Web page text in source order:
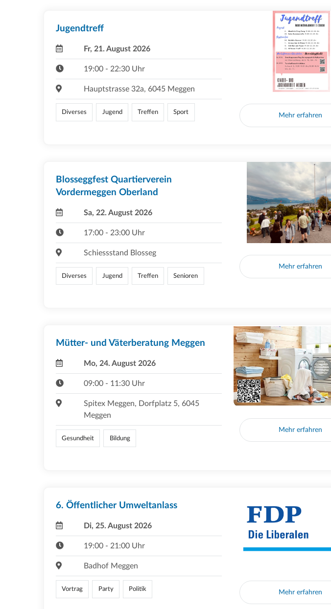
Jugendtreff
Fr, 21. August 2026
19:00 - 22:30 Uhr
Hauptstrasse 32a, 6045 Meggen
Diverses Jugend Treffen Sport Mehr erfahren
Blosseggfest Quartierverein
Vordermeggen Oberland
Sa, 22. August 2026
17:00 - 23:00 Uhr
Schiessstand Blosseg
Diverses Jugend Treffen Senioren
Mehr erfahren
Mütter- und Väterberatung Meggen
Mo, 24. August 2026
09:00 - 11:30 Uhr
Spitex Meggen, Dorfplatz 5, 6045
Meggen
Gesundheit Bildung
Mehr erfahren
6. Öffentlicher Umweltanlass
Di, 25. August 2026
19:00 - 21:00 Uhr
Badhof Meggen
Vortrag Party Politik Mehr erfahren